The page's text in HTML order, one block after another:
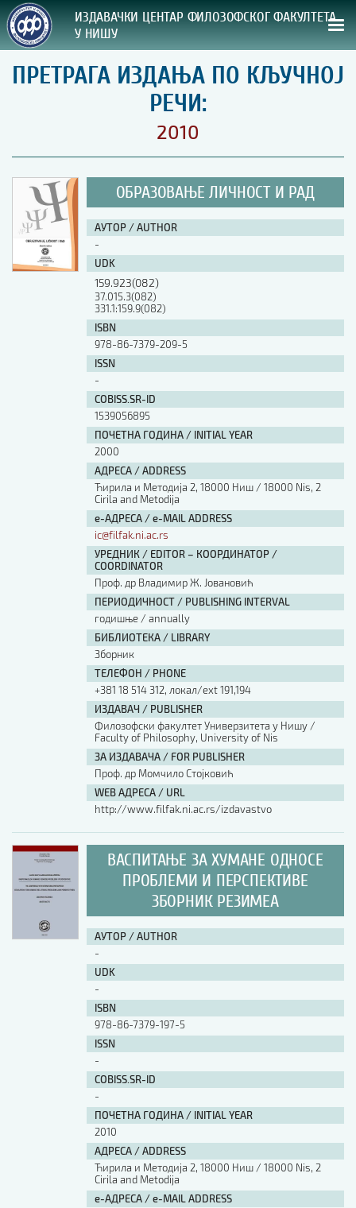
ИЗДАВАЧКИ ЦЕНТАР ФИЛОЗОФСКОГ ФАКУЛТЕТА
У НИШУ
СВА НАША ИЗДАЊА
ВРСТА ИЗДАЊА:
ПРЕГЛЕД
УПУТСТВА
УПУТСТВА
Правилник о издавачкој делатности
Упутство ауторима
Упутство уредницима
Изјава о ауторству
Изјава о лектури
Изјава о коришћењу ауторског дела
Упутство за бирање лиценце
Уговор са аутором
Шаблон прве стране и импресума [B5, ћир]
Шаблон прве стране и импресума [B5, лат]
Шаблон прве стране и импресума [B5, енг]
Етички кодекс
ПРЕТРАГА ИЗДАЊА
Наслов или део наслова
АУТОР / AUTHOR
ISBN
ПРЕТРАГА ИЗДАЊА ПО КЉУЧНОЈ
РЕЧИ:
2010
ОБРАЗОВАЊЕ ЛИЧНОСТ И РАД
АУТОР / AUTHOR
-
UDK
159.923(082)
37.015.3(082)
331.1:159.9(082)
ISBN
978-86-7379-209-5
ISSN
-
COBISS.SR-ID
1539056895
ПОЧЕТНА ГОДИНА / INITIAL YEAR
2000
АДРЕСА / ADDRESS
Ћирила и Методија 2, 18000 Ниш / 18000 Nis, 2
Cirila and Metodija
е-АДРЕСА / e-MAIL ADDRESS
ic@filfak.ni.ac.rs
УРЕДНИК / EDITOR – КООРДИНАТОР /
COORDINATOR
Проф. др Владимир Ж. Јовановић
ПЕРИОДИЧНОСТ / PUBLISHING INTERVAL
годишње / annually
БИБЛИОТЕКА / LIBRARY
Зборник
ТЕЛЕФОН / PHONE
+381 18 514 312, локал/ext 191,194
ИЗДАВАЧ / PUBLISHER
Филозофски факултет Универзитета у Нишу /
Faculty of Philosophy, University of Nis
ЗА ИЗДАВАЧА / FOR PUBLISHER
Проф. др Момчило Стојковић
WEB АДРЕСА / URL
http://www.filfak.ni.ac.rs/izdavastvo
ВАСПИТАЊЕ ЗА ХУМАНЕ ОДНОСЕ
ПРОБЛЕМИ И ПЕРСПЕКТИВЕ
ЗБОРНИК РЕЗИМЕА
АУТОР / AUTHOR
-
UDK
-
ISBN
978-86-7379-197-5
ISSN
-
COBISS.SR-ID
-
ПОЧЕТНА ГОДИНА / INITIAL YEAR
2010
АДРЕСА / ADDRESS
Ћирила и Методија 2, 18000 Ниш / 18000 Nis, 2
Cirila and Metodija
е-АДРЕСА / e-MAIL ADDRESS